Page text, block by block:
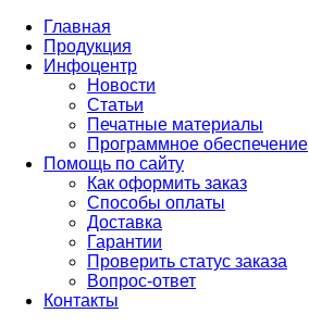
Главная
Продукция
Инфоцентр
Новости
Статьи
Печатные материалы
Программное обеспечение
Помощь по сайту
Как оформить заказ
Способы оплаты
Доставка
Гарантии
Проверить статус заказа
Вопрос-ответ
Контакты